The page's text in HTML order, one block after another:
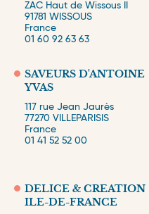
ZAC Haut de Wissous II
91781 WISSOUS
France
01 60 92 63 63
SAVEURS D'ANTOINE
YVAS
117 rue Jean Jaurès
77270 VILLEPARISIS
France
01 41 52 52 00
DELICE & CREATION
ILE-DE-FRANCE